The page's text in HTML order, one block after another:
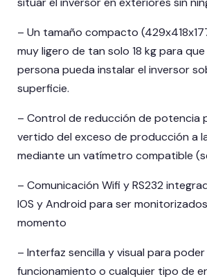
– Un tamaño compacto
muy ligero de tan solo 18 kg para
persona pueda instalar el inversor
superficie.
– Control de reducción de potencia
vertido del exceso de producción a
mediante un vatímetro compatible
– Comunicación Wifi y RS232
IOS y Android para ser
momento
– Interfaz sencilla y visual para
funcionamiento o cualquier tipo de